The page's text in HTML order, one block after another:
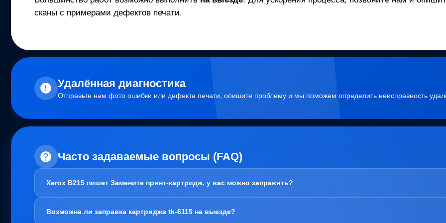
сканы с примерами дефектов печати.
Удалённая диагностика
Отправьте нам фото ошибки или дефекта печати, опишите проблему и мы поможем определить неисправность
Часто задаваемые вопросы (FAQ)
Xerox B215 пишет Замените принт-картридж, у вас можно заправить?
В вашем случае, заправка картриджа не требуется. Проблема с блоком барабана (Принт-картридж), у него просто закончился
Возможна ли заправка картриджа tk-6115 на выезде?